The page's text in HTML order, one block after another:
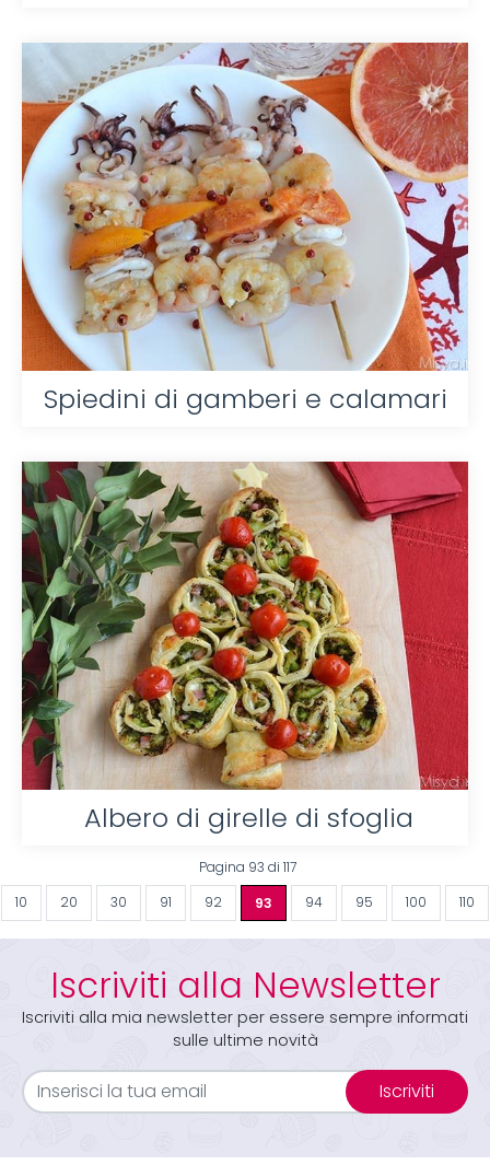
Spiedini di gamberi e calamari
Albero di girelle di sfoglia
Pagina 93 di 117
10 20 30 91 92 93 94 95 100 110
Iscriviti alla Newsletter
Iscriviti alla mia newsletter per essere sempre informati
sulle ultime novità
Iscriviti